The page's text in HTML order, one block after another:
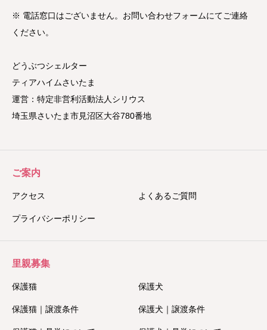
※ 電話窓口はございません。お問い合わせフォームにてご連絡
ください。
どうぶつシェルター
ティアハイムさいたま
運営：特定非営利活動法人シリウス
埼玉県さいたま市見沼区大谷780番地
ご案内
アクセス よくあるご質問
プライバシーポリシー
里親募集
保護猫 保護犬
保護猫｜譲渡条件 保護犬｜譲渡条件